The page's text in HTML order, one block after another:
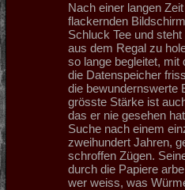
Nach einer langen
flackernden
Schluck Tee und
aus dem Regal zu
so lange begleitet, mit
die Datenspeicher
die bewundernswerte
grösste Stärke ist
das er nie gesehen
Suche nach einem
zweihundert Jahren,
schroffen Zügen.
durch die Papiere
wer weiss, was